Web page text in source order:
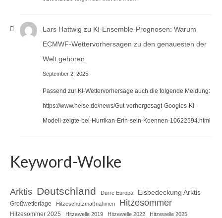
Lars Hattwig zu KI-Ensemble-Prognosen: Warum
ECMWF-Wettervorhersagen zu den genauesten der
Welt gehören
September 2, 2025
Passend zur KI-Wettervorhersage auch die folgende Meldung:
https://www.heise.de/news/Gut-vorhergesagt-Googles-KI-
Modell-zeigte-bei-Hurrikan-Erin-sein-Koennen-10622594.html
Keyword-Wolke
Arktis Deutschland Dürre Europa Eisbedeckung Arktis
Großwetterlage Hitzeschutzmaßnahmen Hitzesommer
Hitzesommer 2025 Hitzewelle 2019 Hitzewelle 2022 Hitzewelle 2025